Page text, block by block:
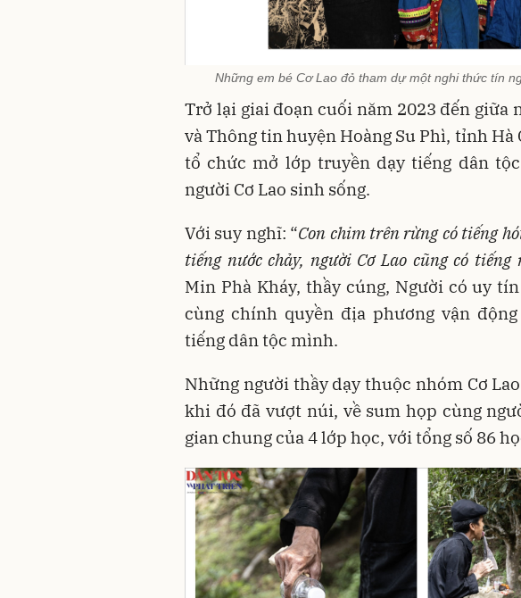
Những em bé Cơ Lao đỏ tham dự một nghi thức tín
Trở lại giai đoạn cuối năm 2023 đến giữa
và Thông tin huyện Hoàng Su Phì, tỉnh Hà
tổ chức mở lớp truyền dạy tiếng dân
người Cơ Lao sinh sống.
Với suy nghĩ: “Con chim trên rừng có tiếng
tiếng nước chảy, người CơLao cũng có tiếng
Min Phà Kháy, thầy cúng, Người có uy
cùng chính quyền địa phương vận
tiếng dân tộc mình.
Những người thầy dạy thuộc nhóm Cơ
khi đó đã vượt núi, về sum họp cùng
gian chung của 4 lớp học, với tổng số 86